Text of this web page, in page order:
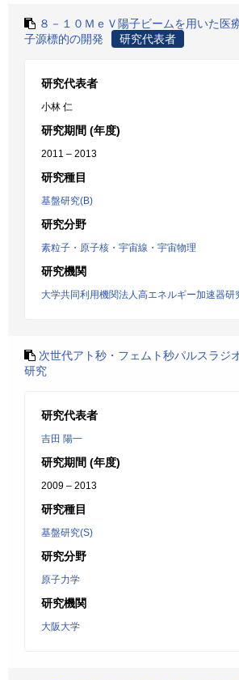
８－１０ＭｅＶ陽子ビームを用いた医
子源標的の開発
研究代表者
研究代表者
小林 仁
研究期間 (年度)
2011 – 2013
研究種目
基盤研究(B)
研究分野
素粒子・原子核・宇宙線・宇宙物理
研究機関
大学共同利用機関法人高エネルギー加速器研
次世代アト秒・フェムト秒パルスラジ
研究
研究代表者
吉田 陽一
研究期間 (年度)
2009 – 2013
研究種目
基盤研究(S)
研究分野
原子力学
研究機関
大阪大学